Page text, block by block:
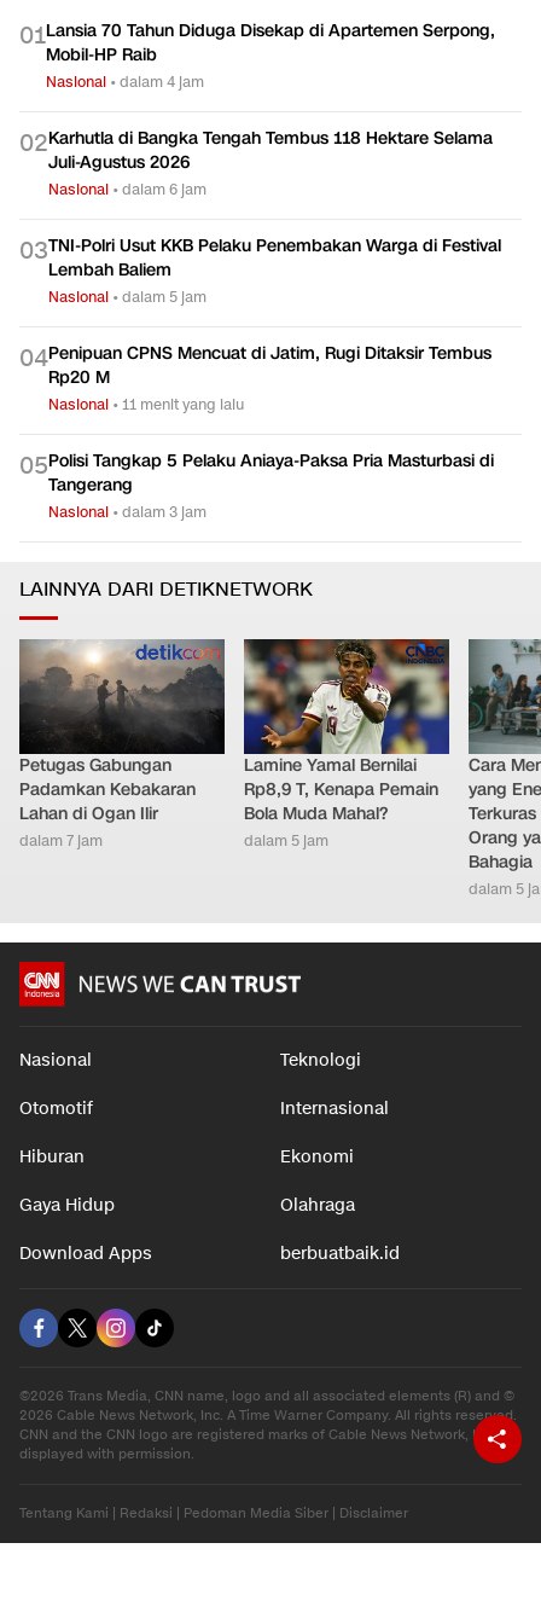
01Lansia 70 Tahun Diduga Disekap di Apartemen Serpong,
Mobil-HP Raib
Nasional •dalam 4 jam
02Karhutla di Bangka Tengah Tembus 118 Hektare Selama
Juli-Agustus 2026
Nasional •dalam 6 jam
03TNI-Polri Usut KKB Pelaku Penembakan Warga di Festival
Lembah Baliem
Nasional •dalam 5 jam
04Penipuan CPNS Mencuat di Jatim, Rugi Ditaksir Tembus
Rp20 M
Nasional •11 menit yang lalu
05Polisi Tangkap 5 Pelaku Aniaya-Paksa Pria Masturbasi di
Tangerang
Nasional •dalam 3 jam
LAINNYA DARI DETIKNETWORK
Petugas Gabungan
Padamkan Kebakaran
Lahan di Ogan Ilir
dalam 7 jam
Lamine Yamal Bernilai
Rp8,9 T, Kenapa Pemain
Bola Muda Mahal?
dalam 5 jam
Cara
yang
Orang
Bahagia
dalam 5
Nasional Teknologi
Otomotif Internasional
Hiburan Ekonomi
Gaya Hidup Olahraga
Download Apps berbuatbaik.id
©2026 Trans Media, CNN name, logo and all associated elements (R) and ©
2026 Cable News Network, Inc. A Time Warner Company. All rights reserved.
CNN and the CNN logo are registered marks of Cable News Network, Inc.,
displayed with permission.
Tentang Kami Redaksi Pedoman Media Siber Disclaimer